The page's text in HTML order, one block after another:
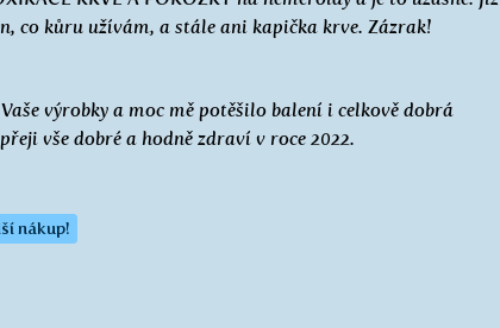
co kůru užívám, a stále ani kapička krve. Zázrak!
výrobky a moc mě potěšilo balení i celkově dobrá
vše dobré a hodně zdraví v roce 2022.
nákup!